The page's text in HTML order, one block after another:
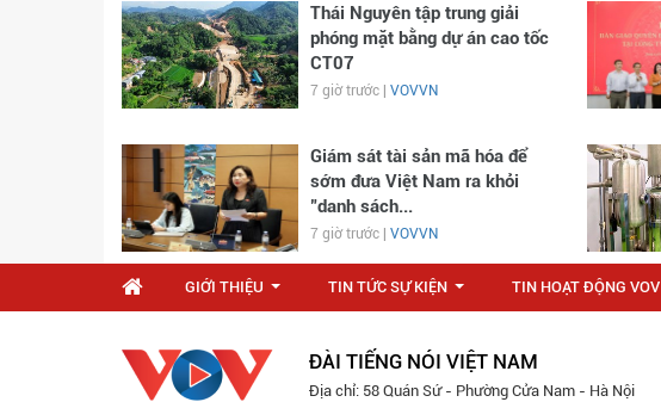
Thái Nguyên tập trung giải
phóng mặt bằng dự án cao tốc
CT07
7 giờ trước | VOVVN
Giám sát tài sản mã hóa để
sớm đưa Việt Nam ra khỏi
"danh sách...
7 giờ trước | VOVVN
GIỚI THIỆU TIN TỨC SỰ KIỆN TIN HOẠT ĐỘNG VOV
ĐÀI TIẾNG NÓI VIỆT NAM
Địa chỉ: 58 Quán Sứ - Phường Cửa Nam - Hà Nội